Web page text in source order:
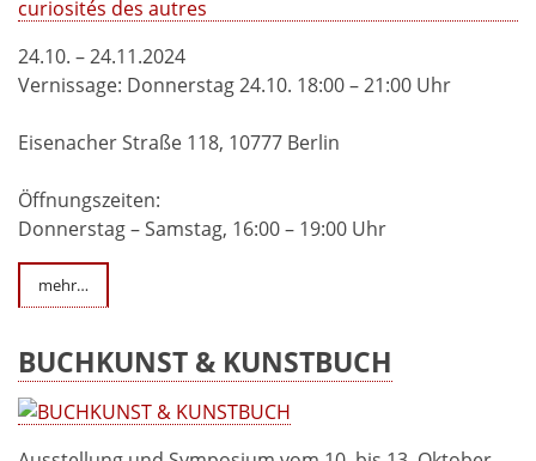
24.10. – 24.11.2024
Vernissage: Donnerstag 24.10. 18:00 – 21:00 Uhr
Eisenacher Straße 118, 10777 Berlin
Öffnungszeiten:
Donnerstag – Samstag, 16:00 – 19:00 Uhr
mehr…
BUCHKUNST & KUNSTBUCH